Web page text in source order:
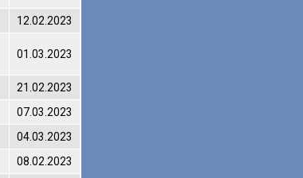
12.02.2023
01.03.2023
21.02.2023
07.03.2023
04.03.2023
08.02.2023